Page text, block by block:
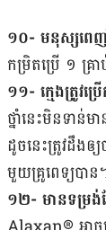
១០- មនុស្ស​ពេញ​
កម្រិត​ប្រើ ១​ គ្
១១- ក្មេង​ត្រូវ​ប្
ថ្នាំ​នេះ​មិន​ទាន់​
ដូច​នេះ​ត្រូវ​ដឹង​ឲ្
មួយ​គ្រូពេទ្យ​បាន
១២-​ មាន​ទម្រង់​